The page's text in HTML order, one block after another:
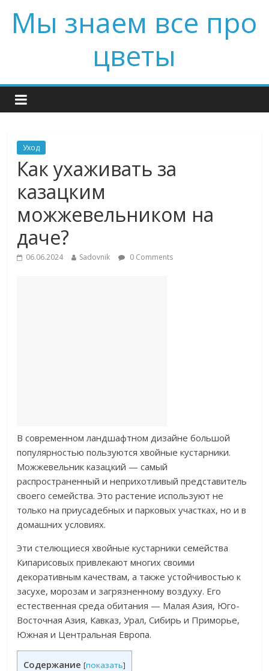
Мы знаем все про
цветы
Уход
Как ухаживать за
казацким
можжевельником на
даче?
06.06.2024 Sadovnik 0 Comments
В современном ландшафтном дизайне большой
популярностью пользуются хвойные кустарники.
Можжевельник казацкий — самый
распространенный и неприхотливый представитель
своего семейства. Это растение используют не
только на приусадебных и парковых участках, но и в
домашних условиях.
Эти стелющиеся хвойные кустарники семейства
Кипарисовых привлекают многих своими
декоративным качествам, а также устойчивостью к
засухе, морозам и загрязненному воздуху. Его
естественная среда обитания — Малая Азия, Юго-
Восточная Азия, Кавказ, Урал, Сибирь и Приморье,
Южная и Центральная Европа.
Содержание [показать]